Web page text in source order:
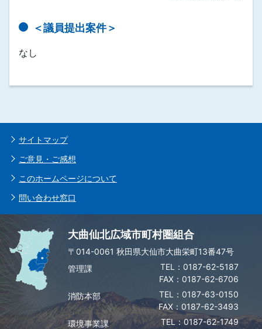
＜議員提出案件＞
なし
サイトマップ
ご意見・ご感想
このホームページについて
問い合わせ窓口
大曲仙北広域市町村圏組合
〒014-0061 秋田県大仙市大曲栄町13番47号
管理課
0187-62-5187
FAX：0187-62-6706
消防本部
0187-63-0150
FAX：0187-62-3493
環境事業課
0187-62-1749